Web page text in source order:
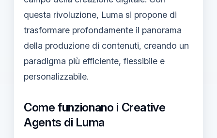
questa rivoluzione, Luma si propone di
trasformare profondamente il panorama
della produzione di contenuti, creando un
paradigma più efficiente, flessibile e
personalizzabile.
Come funzionano i Creative
Agents di Luma